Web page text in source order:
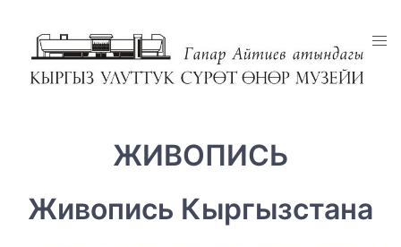
ЖИВОПИСЬ
Живопись Кыргызстана